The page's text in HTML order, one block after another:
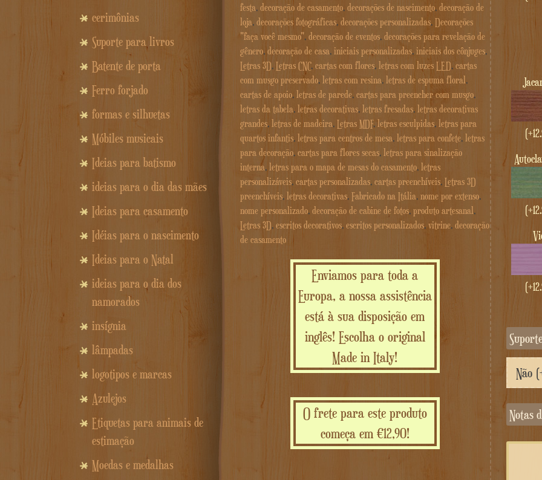
festa, decoração de casamento, decorações de nascimento, decoração de
loja, decorações fotográficas, decorações personalizadas, Decorações
"faça você mesmo", decoração de eventos, decorações para revelação de
gênero, decoração de casa, iniciais personalizadas, iniciais dos cônjuges,
Letras 3D, Letras CNC, cartas com flores, letras com luzes LED, cartas
com musgo preservado, letras com resina, letras de espuma floral,
cartas de apoio, letras de parede, cartas para preencher com musgo,
letras da tabela, letras decorativas, letras fresadas, letras decorativas
grandes, letras de madeira, Letras MDF, letras esculpidas, letras para
quartos infantis, letras para centros de mesa, letras para confete, letras
para decoração, cartas para flores secas, letras para sinalização
interna, letras para o mapa de mesas do casamento, letras
personalizáveis, cartas personalizadas, cartas preenchíveis, Letras 3D
preenchíveis, letras decorativas, Fabricado na Itália, nome por extenso,
nome personalizado, decoração de cabine de fotos, produto artesanal,
Letras 3D, escritos decorativos, escritos personalizados, vitrine, decoração
de casamento
Enviamos para toda a
Europa, a nossa assistência
está à sua disposição em
inglês! Escolha o original
Made in Italy!
O frete para este produto
começa em €12,90!
(+
(+
(+
cerimônias
Suporte para livros
Batente de porta
Ferro forjado
formas e silhuetas
Móbiles musicais
Ideias para batismo
ideias para o dia das mães
Ideias para casamento
Idéias para o nascimento
Ideias para o Natal
ideias para o dia dos
namorados
insígnia
lâmpadas
logotipos e marcas
Azulejos
Etiquetas para animais de
estimação
Moedas e medalhas